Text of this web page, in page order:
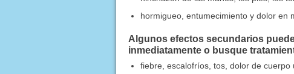
hormigueo, entumecimiento y dolor en
Algunos efectos secundarios
inmediatamente o busque
fiebre, escalofríos, tos, dolor de